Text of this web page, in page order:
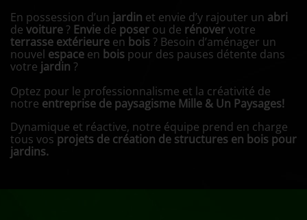
En possession d’un jardin et envie d’y rajouter un abri
de voiture ? Envie de poser ou de rénovervotre
terrasse extérieure en bois ? Besoin d’aménager un
nouvel espace en bois pour des pauses détente dans
votre jardin ?
Optez pour le professionnalisme et la créativité de
notre entreprise de paysagisme Mille & Un Paysages!
Dynamique et réactive, notre équipe prend en charge
tous vos projets de création de structures en bois pour
jardins.